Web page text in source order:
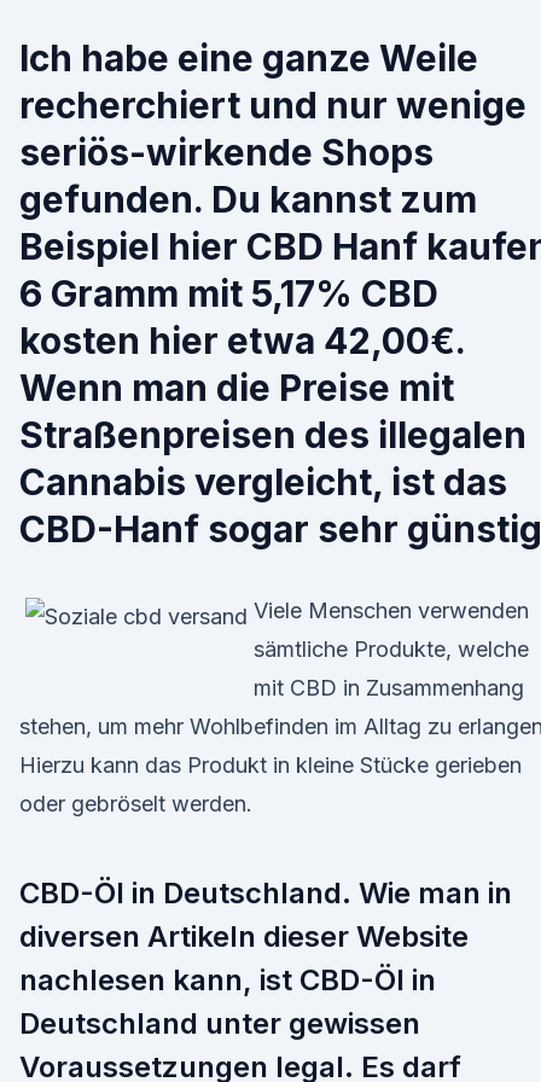
Ich habe eine ganze Weile
recherchiert und nur wenige
seriös-wirkende Shops
gefunden. Du kannst zum
Beispiel hier CBD Hanf
6 Gramm mit 5,17% CBD
kosten hier etwa 42,00€.
Wenn man die Preise mit
Straßenpreisen des illegalen
Cannabis vergleicht, ist das
CBD-Hanf sogar sehr
Viele Menschen verwenden
sämtliche Produkte, welche
mit CBD in Zusammenhang
stehen, um mehr Wohlbefinden im Alltag zu
Hierzu kann das Produkt in kleine Stücke gerieben
oder gebröselt werden.
CBD-Öl in Deutschland. Wie man in
diversen Artikeln dieser Website
nachlesen kann, ist CBD-Öl in
Deutschland unter gewissen
Voraussetzungen legal. Es darf